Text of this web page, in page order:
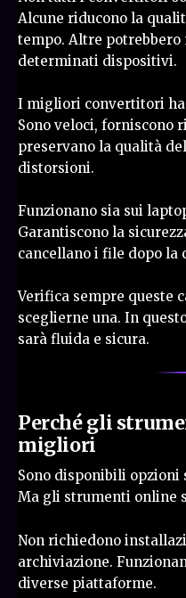
Alcune riducono la
tempo. Altre potrebbero
determinati dispositivi.
I migliori convertitori
Sono veloci, forniscono
preservano la qualità
distorsioni.
Funzionano sia sui
Garantiscono la
cancellano i file dopo la
Verifica sempre queste
sceglierne una. In
sarà fluida e sicura.
Perché gli
migliori
Sono disponibili opzioni
Ma gli strumenti online
Non richiedono
archiviazione.
diverse piattaforme.